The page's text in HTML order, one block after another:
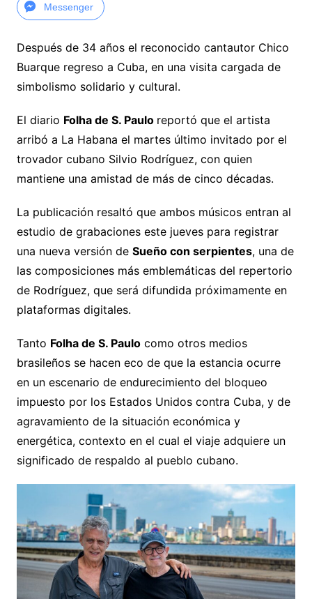
Messenger
Después de 34 años el reconocido cantautor Chico
Buarque regreso a Cuba, en una visita cargada de
simbolismo solidario y cultural.
El diario Folha de S. Paulo reportó que el artista
arribó a La Habana el martes último invitado por el
trovador cubano Silvio Rodríguez, con quien
mantiene una amistad de más de cinco décadas.
La publicación resaltó que ambos músicos entran al
estudio de grabaciones este jueves para registrar
una nueva versión de Sueño con serpientes, una de
las composiciones más emblemáticas del repertorio
de Rodríguez, que será difundida próximamente en
plataformas digitales.
Tanto Folha de S. Paulocomo otros medios
brasileños se hacen eco de que la estancia ocurre
en un escenario de endurecimiento del bloqueo
impuesto por los Estados Unidos contra Cuba, y de
agravamiento de la situación económica y
energética, contexto en el cual el viaje adquiere un
significado de respaldo al pueblo cubano.